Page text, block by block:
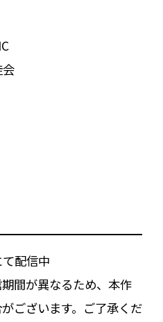
配信中
間が異なるため、本作
ございます。ご了承くだ